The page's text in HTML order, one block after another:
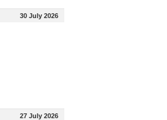
30 July 2026
27 July 2026